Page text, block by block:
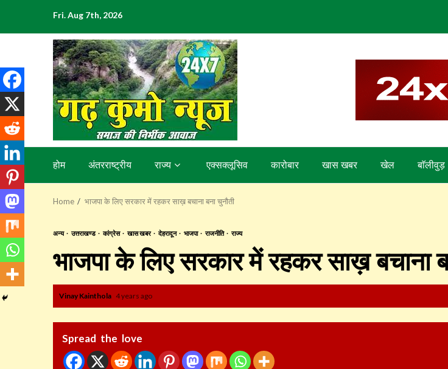
content
Fri. Aug 7th, 2026
होम अंतरराष्ट्रीय राज्य एक्सक्लूसिव कारोबार खास खबर खेल बाॅलीवुड़
Home भाजपा के लिए सरकार में रहकर साख़ बचाना बना चुनौती
अन्य उत्तराखण्ड कांग्रेस खास खबर देहरादून भाजपा राजनीति राज्य
भाजपा के लिए सरकार में रहकर साख़ बचाना
Vinay Kainthola 4 years ago
Spread the love